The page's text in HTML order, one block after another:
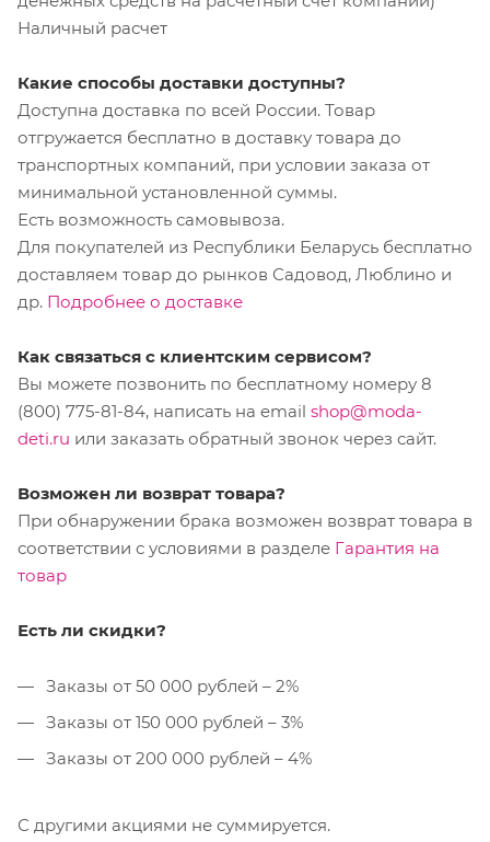
Наличный расчет
Какие способы доставки доступны?
Доступна доставка по всей России. Товар
отгружается бесплатно в доставку товара до
транспортных компаний, при условии заказа от
минимальной установленной суммы.
Есть возможность самовывоза.
Для покупателей из Республики Беларусь бесплатно
доставляем товар до рынков Садовод, Люблино и
др. Подробнее о доставке
Как связаться с клиентским сервисом?
Вы можете позвонить по бесплатному номеру 8
(800) 775-81-84, написать на email shop@moda-
deti.ru или заказать обратный звонок через сайт.
Возможен ли возврат товара?
При обнаружении брака возможен возврат товара в
соответствии с условиями в разделе Гарантия на
товар
Есть ли скидки?
Заказы от 50 000 рублей – 2%
Заказы от 150 000 рублей – 3%
Заказы от 200 000 рублей – 4%
С другими акциями не суммируется.